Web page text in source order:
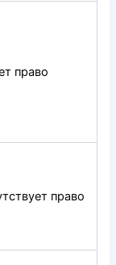
право
право